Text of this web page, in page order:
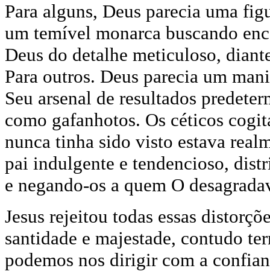
Para alguns, Deus parecia uma
um temível monarca buscando
Deus do detalhe meticuloso,
Para outros. Deus parecia um
Seu arsenal de resultados
como gafanhotos. Os céticos
nunca tinha sido visto estava
pai indulgente e tendencioso,
e negando-os a quem O
Jesus rejeitou todas essas
santidade e majestade, contudo
podemos nos dirigir com a